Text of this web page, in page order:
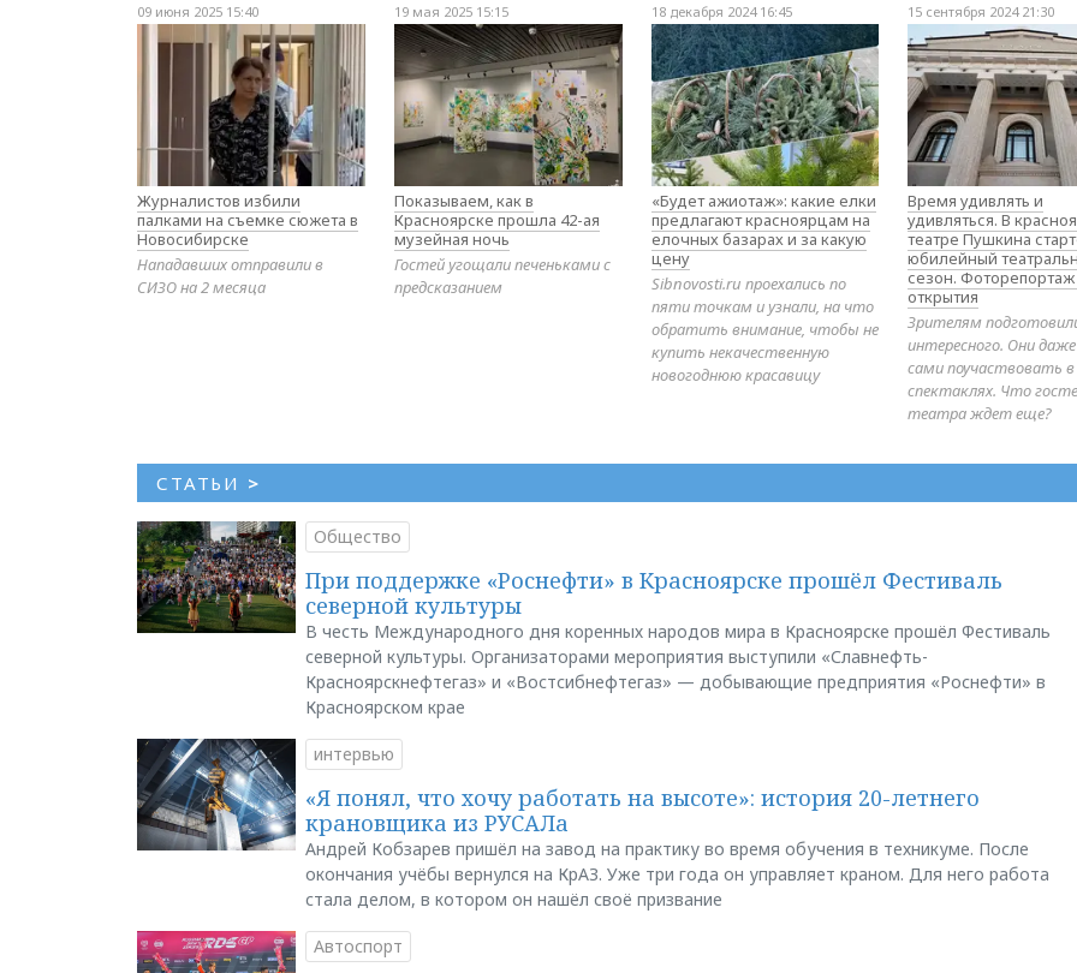
09 июня 2025 15:40
Журналистов избили
палками на съемке сюжета в
Новосибирске
Нападавших отправили в
СИЗО на 2 месяца
19 мая 2025 15:15
Показываем, как в
Красноярске прошла 42-ая
музейная ночь
Гостей угощали печеньками с
предсказанием
18 декабря 2024 16:45
«Будет ажиотаж»: какие елки
предлагают красноярцам на
елочных базарах и за какую
цену
Sibnovosti.ru проехались по
пяти точкам и узнали, на что
обратить внимание, чтобы не
купить некачественную
новогоднюю красавицу
15 сентября 2024 21:30
Время удивлять и
удивляться. В
театре Пушкина
юбилейный
сезон. Фоторепортаж
открытия
Зрителям
интересного. Они
сами поучаствовать в
спектаклях. Что
театра ждет еще?
СТАТЬИ >
Общество
При поддержке «Роснефти» в Красноярске прошёл Фестиваль
северной культуры
В честь Международного дня коренных народов мира в Красноярске прошёл Фестиваль
северной культуры. Организаторами мероприятия выступили «Славнефть-
Красноярскнефтегаз» и «Востсибнефтегаз» — добывающие предприятия «Роснефти» в
Красноярском крае
интервью
«Я понял, что хочу работать на высоте»: история 20-летнего
крановщика из РУСАЛа
Андрей Кобзарев пришёл на завод на практику во время обучения в техникуме. После
окончания учёбы вернулся на КрАЗ. Уже три года он управляет краном. Для него работа
стала делом, в котором он нашёл своё призвание
Автоспорт